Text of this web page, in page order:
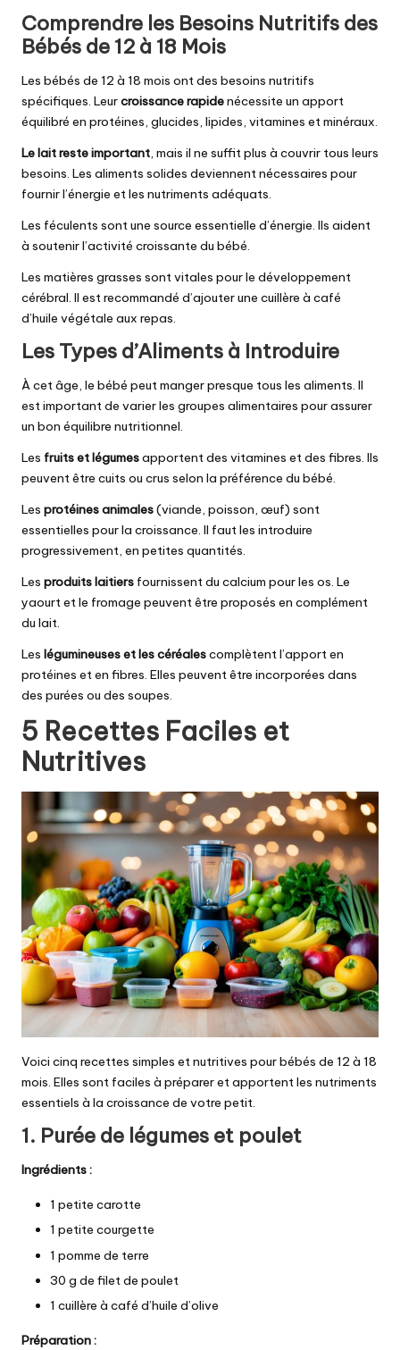
Comprendre les Besoins Nutritifs des
Bébés de 12 à 18 Mois
Les bébés de 12 à 18 mois ont des besoins nutritifs
spécifiques. Leurcroissance rapidenécessite un apport
équilibré en protéines, glucides, lipides, vitamines et minéraux.
Le lait reste important, mais il ne suffit plus à couvrir tous leurs
besoins. Les aliments solides deviennent nécessaires pour
fournir l’énergie et les nutriments adéquats.
Les féculents sont une source essentielle d’énergie. Ils aident
à soutenir l’activité croissante du bébé.
Les matières grasses sont vitales pour le développement
cérébral. Il est recommandé d’ajouter une cuillère à café
d’huile végétale aux repas.
Les Types d’Aliments à Introduire
À cet âge, le bébé peut manger presque tous les aliments. Il
est important de varier les groupes alimentaires pour assurer
un bon équilibre nutritionnel.
Les fruits et légumesapportent des vitamines et des fibres. Ils
peuvent être cuits ou crus selon la préférence du bébé.
Les protéines animales(viande, poisson, œuf) sont
essentielles pour la croissance. Il faut les introduire
progressivement, en petites quantités.
Les produits laitiers fournissent du calcium pour les os. Le
yaourt et le fromage peuvent être proposés en complément
du lait.
Les légumineuses et les céréalescomplètent l’apport en
protéines et en fibres. Elles peuvent être incorporées dans
des purées ou des soupes.
5 Recettes Faciles et
Nutritives
Voici cinq recettes simples et nutritives pour bébés de 12 à 18
mois. Elles sont faciles à préparer et apportent les nutriments
essentiels à la croissance de votre petit.
1. Purée de légumes et poulet
Ingrédients :
1 petite carotte
1 petite courgette
1 pomme de terre
30 g de filet de poulet
1 cuillère à café d’huile d’olive
Préparation :